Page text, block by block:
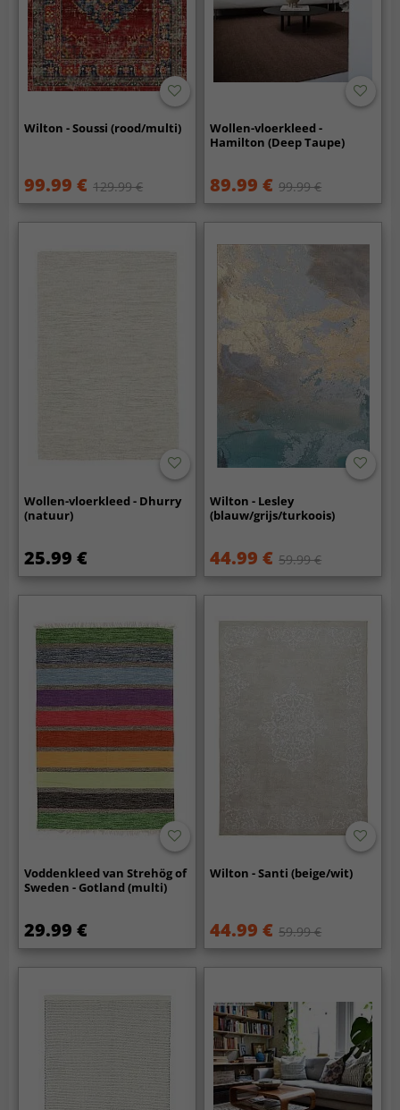
Wilton - Soussi (rood/multi)
99.99 € 129.99 €
Wollen-vloerkleed -
Hamilton (Deep Taupe)
89.99 € 99.99 €
Wollen-vloerkleed - Dhurry
(natuur)
25.99 €
Wilton - Lesley
(blauw/grijs/turkoois)
44.99 € 59.99 €
Voddenkleed van Strehög of
Sweden - Gotland (multi)
29.99 €
Wilton - Santi (beige/wit)
44.99 € 59.99 €